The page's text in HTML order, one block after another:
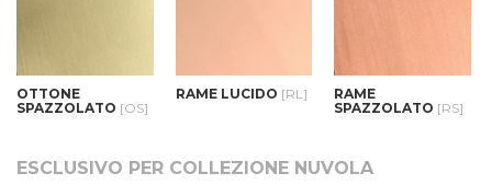
OTTONE
SPAZZOLATO [OS]
RAME LUCIDO [RL]
RAME
SPAZZOLATO [RS]
ESCLUSIVO PER COLLEZIONE NUVOLA